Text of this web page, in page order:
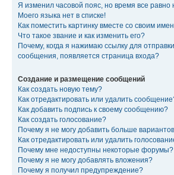
Я изменил часовой пояс, но время все равно
Моего языка нет в списке!
Как поместить картинку вместе со своим
Что такое звание и как изменить его?
Почему, когда я нажимаю ссылку для
сообщения, появляется страница входа?
Создание и размещение сообщений
Как создать новую тему?
Как отредактировать или удалить
Как добавить подпись к своему сообщению?
Как создать голосование?
Почему я не могу добавить больше
Как отредактировать или удалить
Почему мне недоступны некоторые форумы?
Почему я не могу добавлять вложения?
Почему я получил предупреждение?